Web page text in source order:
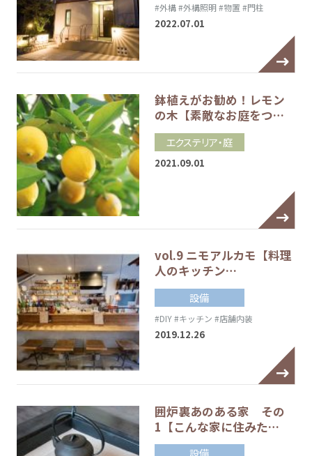
#外構#外構照明 #物置 #門柱
2022.07.01
鉢植えがお勧め！レモン
の木【素敵なお庭をつ…
エクステリア・庭
2021.09.01
vol.9 ニモアルカモ【料理
人のキッチン…
設備
#DIY#キッチン #店舗内装
2019.12.26
囲炉裏あのある家 その
1【こんな家に住みた…
設備